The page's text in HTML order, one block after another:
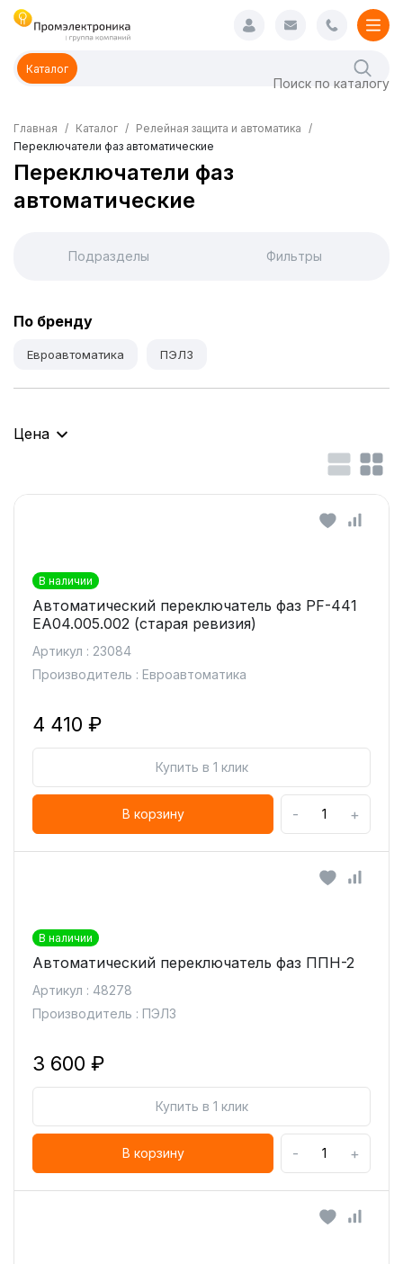
Каталог
Главная Каталог
Релейная защита и автоматика
Переключатели фаз автоматические
Переключатели фаз
автоматические
Подразделы Фильтры
По бренду
Евроавтоматика ПЭЛЗ
Цена
В наличии
Автоматический переключатель фаз PF-441
ЕА04.005.002 (старая ревизия)
Артикул : 23084
Производитель : Евроавтоматика
4 410 ₽
Купить в 1 клик
В корзину - +
В наличии
Автоматический переключатель фаз ППН-2
Артикул : 48278
Производитель : ПЭЛЗ
3 600 ₽
Купить в 1 клик
В корзину - +